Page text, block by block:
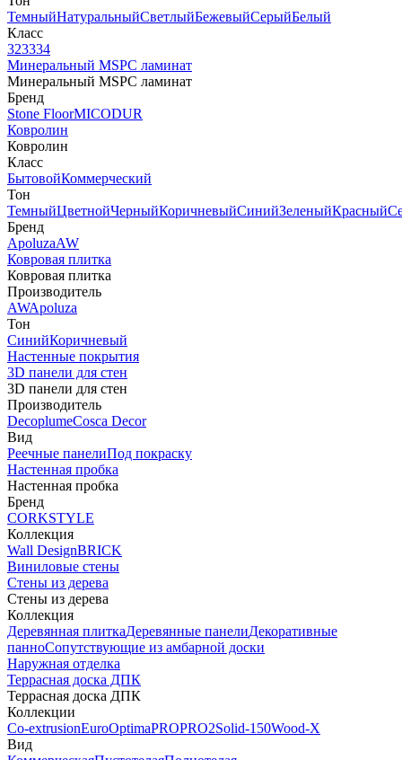
ТемныйНатуральныйСветлыйБежевыйСерыйБелый
Класс
323334
Минеральный MSPC ламинат
Минеральный MSPC ламинат
Бренд
Stone FloorMICODUR
Ковролин
Ковролин
Класс
БытовойКоммерческий
Тон
ТемныйЦветнойЧерныйКоричневыйСинийЗеленыйКрасный
Бренд
ApoluzaAW
Ковровая плитка
Ковровая плитка
Производитель
AWApoluza
Тон
СинийКоричневый
Настенные покрытия
3D панели для стен
3D панели для стен
Производитель
DecoplumeCosca Decor
Вид
Реечные панелиПод покраску
Настенная пробка
Настенная пробка
Бренд
CORKSTYLE
Коллекция
Wall DesignBRICK
Виниловые стены
Стены из дерева
Стены из дерева
Коллекция
Деревянная плиткаДеревянные панелиДекоративные
панноСопутствующие из амбарной доски
Наружная отделка
Террасная доска ДПК
Террасная доска ДПК
Коллекции
Co-extrusionEuroOptimaPROPRO2Solid-150Wood-X
Вид